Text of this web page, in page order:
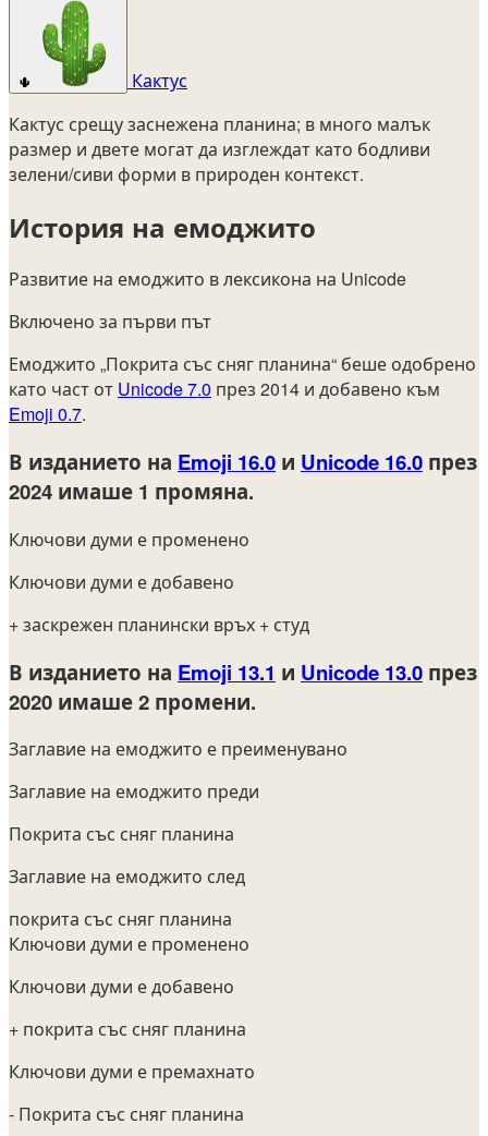
🌵
Кактус
Кактус срещу заснежена планина; в много малък
размер и двете могат да изглеждат като бодливи
зелени/сиви форми в природен контекст.
История на емоджито
Развитие на емоджито в лексикона на Unicode
Включено за първи път
Емоджито „Покрита със сняг планина“ беше одобрено
като част от Unicode 7.0 през 2014 и добавено към
Emoji 0.7.
В изданието на Emoji 16.0 и Unicode 16.0 през
2024 имаше 1 промяна.
Ключови думи е променено
Ключови думи е добавено
+ заскрежен планински връх + студ
В изданието на Emoji 13.1 и Unicode 13.0 през
2020 имаше 2 промени.
Заглавие на емоджито е преименувано
Заглавие на емоджито преди
Покрита със сняг планина
Заглавие на емоджито след
покрита със сняг планина
Ключови думи е променено
Ключови думи е добавено
+ покрита със сняг планина
Ключови думи е премахнато
- Покрита със сняг планина